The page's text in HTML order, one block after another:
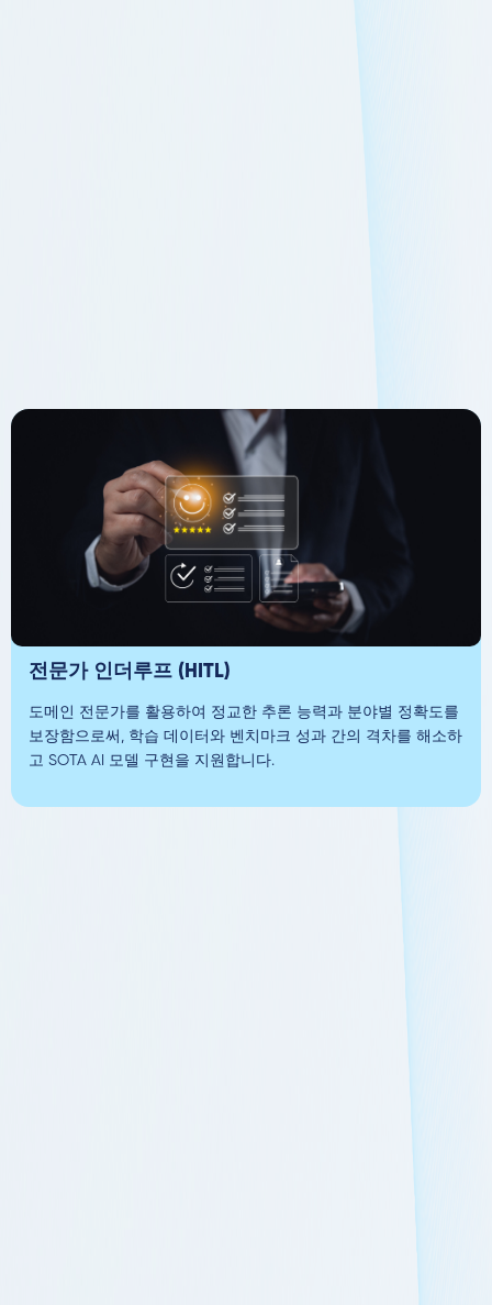
전문가 인더루프 (HITL)
도메인 전문가를 활용하여 정교한 추론 능력과 분야별 정확도를
보장함으로써, 학습 데이터와 벤치마크 성과 간의 격차를 해소하
고 SOTA AI 모델 구현을 지원합니다.